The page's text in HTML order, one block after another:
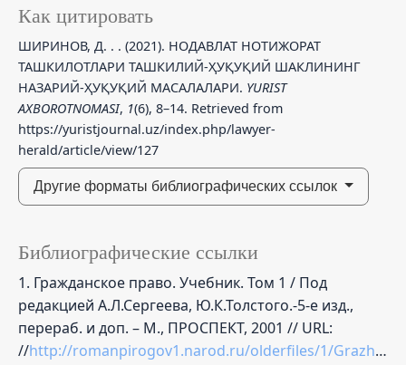
Как цитировать
ШИРИНОВ, Д. . . (2021). НОДАВЛАТ НОТИЖОРАТ
ТАШКИЛОТЛАРИ ТАШКИЛИЙ-ҲУҚУҚИЙ ШАКЛИНИНГ
НАЗАРИЙ-ҲУҚУҚИЙ МАСАЛАЛАРИ. YURIST
AXBOROTNOMASI, 1(6), 8–14. Retrieved from
https://yuristjournal.uz/index.php/lawyer-
herald/article/view/127
Другие форматы библиографических ссылок
Библиографические ссылки
1. Гражданское право. Учебник. Том 1 / Под
редакцией А.Л.Сергеева, Ю.К.Толстого.-5-е изд.,
перераб. и доп. – М., ПРОСПЕКТ, 2001 // URL:
//http://romanpirogov1.narod.ru/olderfiles/1/